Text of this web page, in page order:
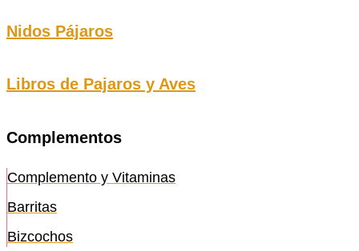
Nidos Pájaros
Libros de Pajaros y Aves
Complementos
Complemento y Vitaminas
Barritas
Bizcochos